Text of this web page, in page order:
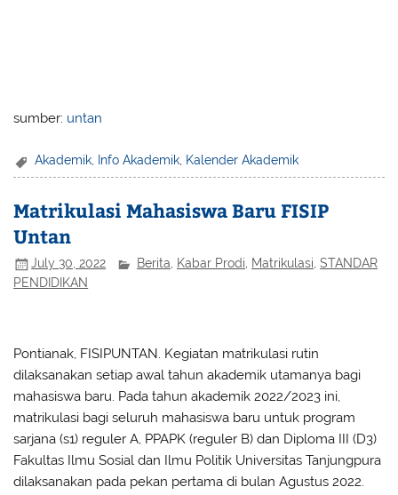
sumber: untan
Akademik, Info Akademik, Kalender Akademik
Matrikulasi Mahasiswa Baru FISIP
Untan
July 30, 2022 Berita, Kabar Prodi, Matrikulasi,STANDAR
PENDIDIKAN
Pontianak, FISIPUNTAN. Kegiatan matrikulasi rutin
dilaksanakan setiap awal tahun akademik utamanya bagi
mahasiswa baru. Pada tahun akademik 2022/2023 ini,
matrikulasi bagi seluruh mahasiswa baru untuk program
sarjana (s1) reguler A, PPAPK (reguler B) dan Diploma III (D3)
Fakultas Ilmu Sosial dan Ilmu Politik Universitas Tanjungpura
dilaksanakan pada pekan pertama di bulan Agustus 2022.